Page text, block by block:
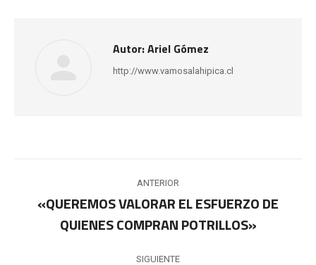
Autor:Ariel Gómez
http://www.vamosalahipica.cl
entre
publicaciones
ANTERIOR
anterior:
«QUEREMOS VALORAR EL ESFUERZO DE
QUIENES COMPRAN POTRILLOS»
SIGUIENTE